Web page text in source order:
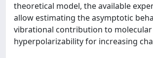
theoretical model, the available
allow estimating the asymptotic
vibrational contribution to molecular
hyperpolarizability for increasing